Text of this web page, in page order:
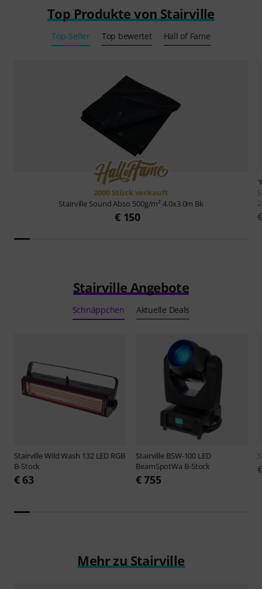
Top Produkte von Stairville
Top-Seller Top bewertet Hall of Fame
2000 Stück verkauft
Stairville Sound Abso 500g/m² 4.0x3.0m Bk
€ 150
Stairville Angebote
Schnäppchen Aktuelle Deals
StairvilleWild Wash 132 LED RGB
B-Stock
€ 63
Stairville BSW-100 LED
BeamSpotWa B-Stock
€ 755
Mehr zu Stairville